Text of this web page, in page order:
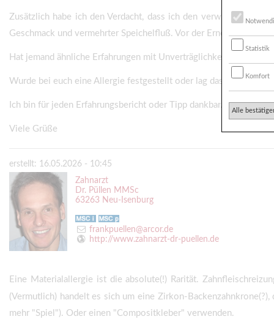
Zusätzlich habe ich den Verdacht, dass ich den verwendeten
Geschmack und vermehrter Speichelfluß. Vor der Erneuerung der
Hat jemand ähnliche Erfahrungen mit Unverträglichkeiten bei
Wurde bei euch eine Allergie festgestellt oder lag das Problem
Ich bin für jeden Erfahrungsbericht oder Tipp dankbar.
Viele Grüße
erstellt: 16.05.2026 - 10:45
Zahnarzt
Dr. Püllen MMSc
63263 Neu-Isenburg
frankpuellen@arcor.de
http://www.zahnarzt-dr-puellen.de
Eine Materialallergie ist die absolute(!) Rarität.
(Vermutlich) handelt es sich um eine Zirkon-
mehr "Spiel"). Oder einen "Compositkleber" verwenden.
Statistik
Komfort
Alle